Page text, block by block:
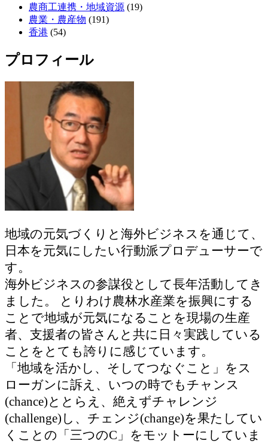
農商工連携・地域資源 (19)
農業・農産物 (191)
香港 (54)
プロフィール
地域の元気づくりと海外ビジネスを通じて、
日本を元気にしたい行動派プロデューサーで
す。
海外ビジネスの参謀役として長年活動してき
ました。 とりわけ農林水産業を振興にする
ことで地域が元気になることを現場の生産
者、支援者の皆さんと共に日々実践している
ことをとても誇りに感じています。
「地域を活かし、そしてつなぐこと」をス
ローガンに訴え、いつの時でもチャンス
(chance)ととらえ、絶えずチャレンジ
(challenge)し、チェンジ(change)を果たしてい
くことの「三つのC」をモットーにしていま